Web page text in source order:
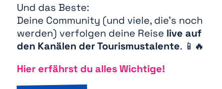
Und das Beste:
Deine Community (und viele, die’s noch
werden) verfolgen deine Reise live auf
den Kanälen der Tourismustalente. 📱🔥
Hier erfährst du alles Wichtige!